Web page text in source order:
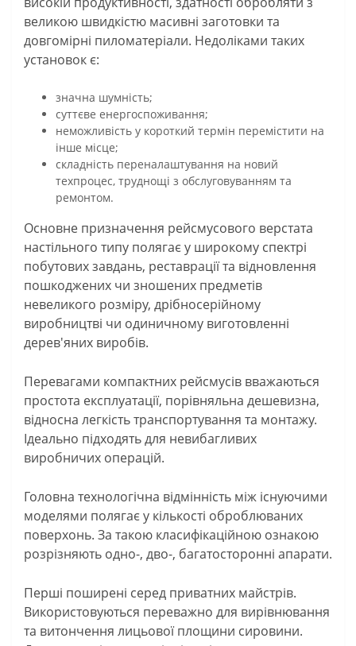
великою швидкістю масивні заготовки та
довгомірні пиломатеріали. Недоліками таких
установок є:
значна шумність;
суттєве енергоспоживання;
неможливість у короткий термін перемістити на
інше місце;
складність переналаштування на новий
техпроцес, труднощі з обслуговуванням та
ремонтом.
Основне призначення рейсмусового верстата
настільного типу полягає у широкому спектрі
побутових завдань, реставрації та відновлення
пошкоджених чи зношених предметів
невеликого розміру, дрібносерійному
виробництві чи одиничному виготовленні
дерев'яних виробів.
Перевагами компактних рейсмусів вважаються
простота експлуатації, порівняльна дешевизна,
відносна легкість транспортування та монтажу.
Ідеально підходять для невибагливих
виробничих операцій.
Головна технологічна відмінність між існуючими
моделями полягає у кількості оброблюваних
поверхонь. За такою класифікаційною ознакою
розрізняють одно-, дво-, багатосторонні апарати.
Перші поширені серед приватних майстрів.
Використовуються переважно для вирівнювання
та витончення лицьової площини сировини.